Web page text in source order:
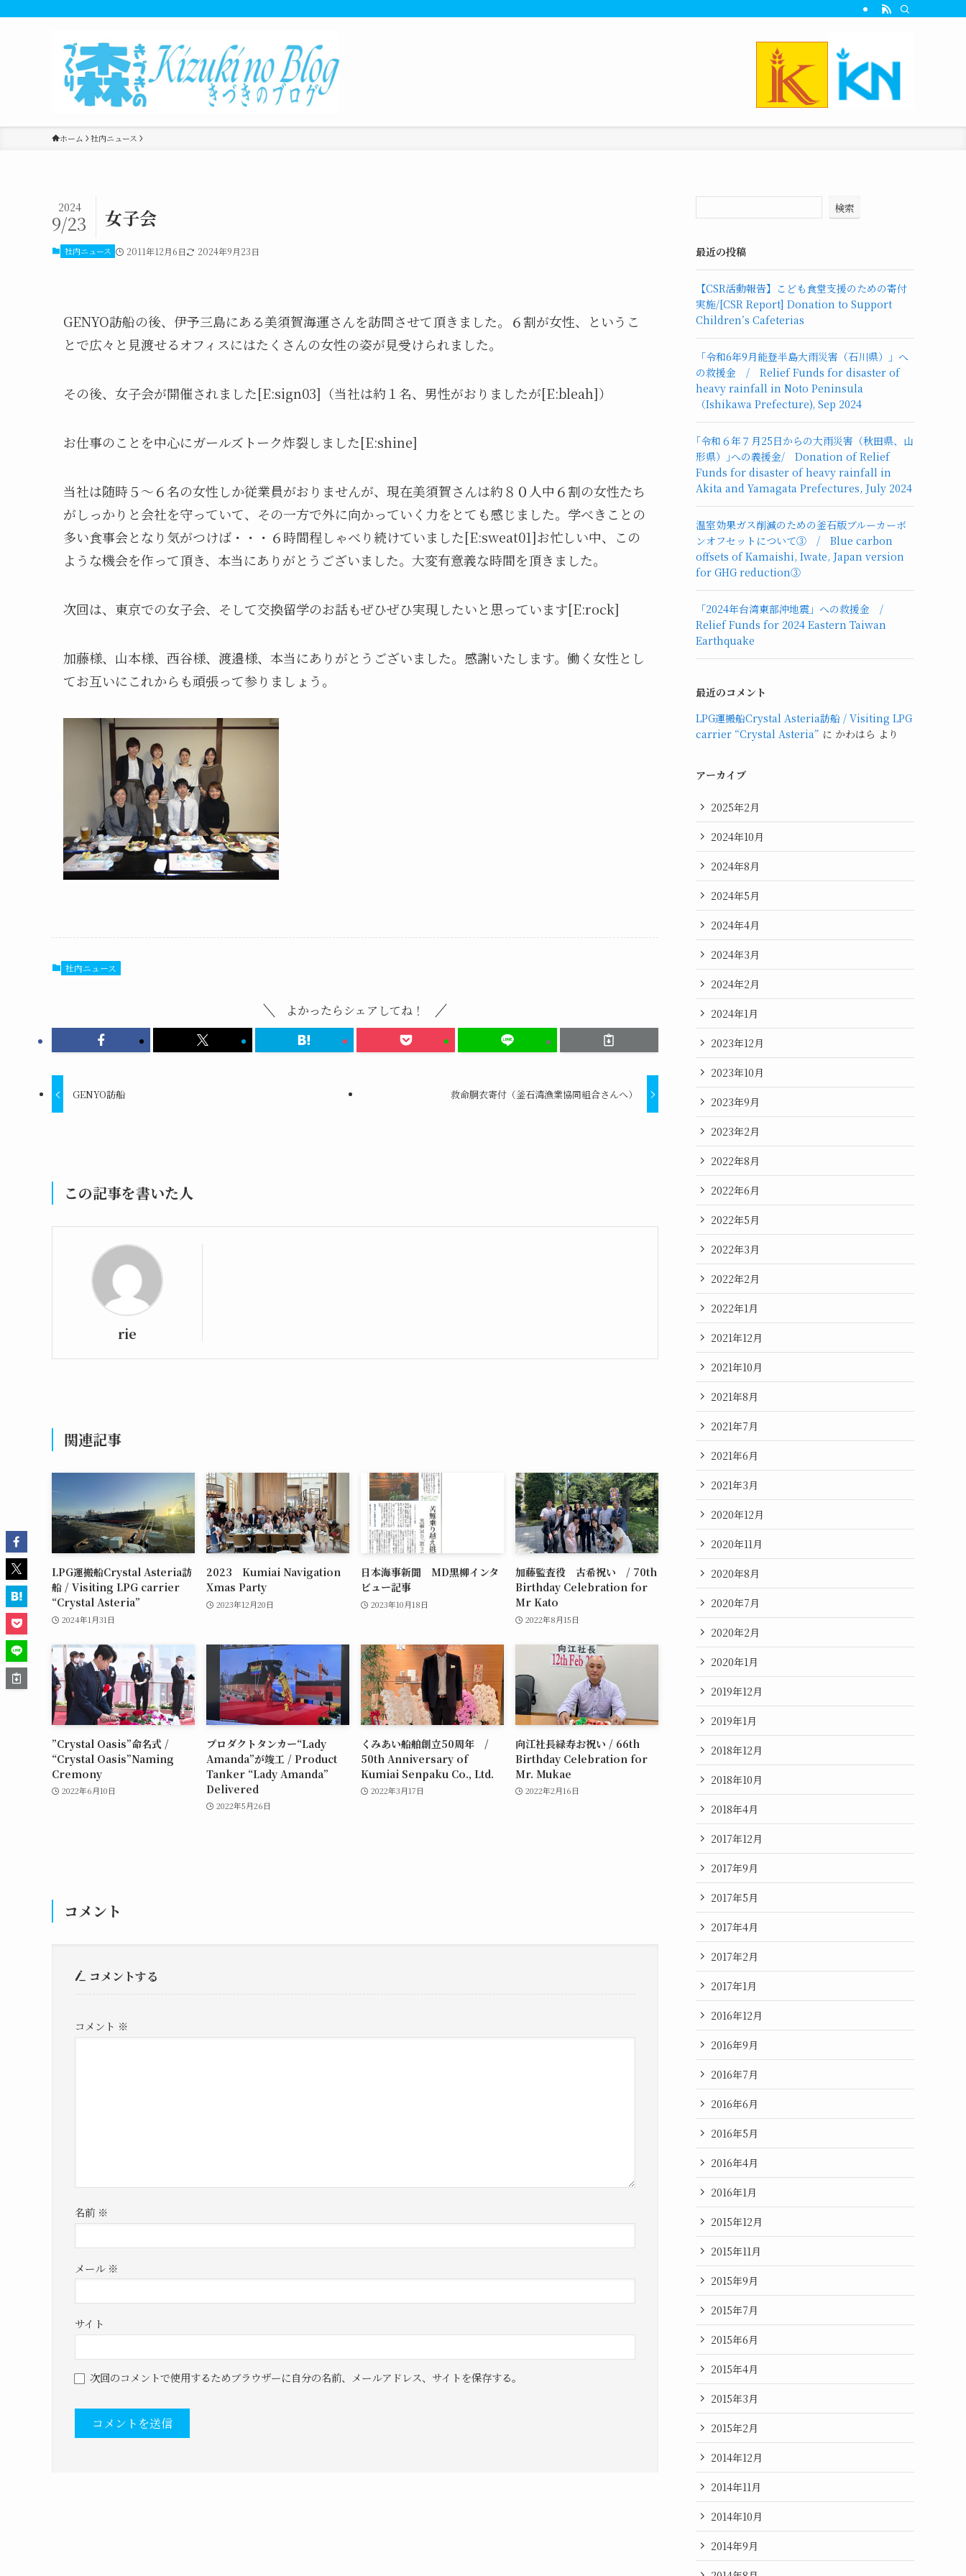
ホーム 社内ニュース
女子会
2024
9/23
社内ニュース 2011年12月6日 2024年9月23日
GENYO訪船の後、伊予三島にある美須賀海運さんを訪問させて頂きました。６割が女性、というこ
とで広々と見渡せるオフィスにはたくさんの女性の姿が見受けられました。
その後、女子会が開催されました[E:sign03]（当社は約１名、男性がおりましたが[E:bleah]）
お仕事のことを中心にガールズトーク炸裂しました[E:shine]
当社は随時５～６名の女性しか従業員がおりませんが、現在美須賀さんは約８０人中６割の女性たち
がしっかりと会社を守っていて、その一方で外に向かっていく力をとても感じました。学べきことの
多い食事会となり気がつけば・・・６時間程しゃべり続けていました[E:sweat01]お忙しい中、この
ような機会を作って頂き、本当にありがとうございました。大変有意義な時間を頂きました。
次回は、東京での女子会、そして交換留学のお話もぜひぜひ実現したいと思っています[E:rock]
加藤様、山本様、西谷様、渡邉様、本当にありがとうございました。感謝いたします。働く女性とし
てお互いにこれからも頑張って参りましょう。
社内ニュース
よかったらシェアしてね！
GENYO訪船 救命胴衣寄付（釜石湾漁業協同組合さんへ）
この記事を書いた人
rie
関連記事
LPG運搬船Crystal Asteria訪
船 / Visiting LPG carrier
“Crystal Asteria”
2024年1月31日
2023 Kumiai Navigation
Xmas Party
2023年12月20日
日本海事新聞 MD黒柳インタ
ビュー記事
2023年10月18日
加藤監査役 古希祝い / 70th
Birthday Celebration for
Mr Kato
2022年8月15日
”Crystal Oasis”命名式 /
“Crystal Oasis”Naming
Cremony
2022年6月10日
プロダクトタンカー“Lady
Amanda”が竣工 / Product
Tanker “Lady Amanda”
Delivered
2022年5月26日
くみあい船舶創立50周年 /
50th Anniversary of
Kumiai Senpaku Co., Ltd.
2022年3月17日
向江社長緑寿お祝い / 66th
Birthday Celebration for
Mr. Mukae
2022年2月16日
コメント
コメントする
コメント ※
名前 ※
メール ※
サイト
次回のコメントで使用するためブラウザーに自分の名前、メールアドレス、サイトを保存する。
検索
最近の投稿
【CSR活動報告】こども食堂支援のための寄付
実施/[CSR Report] Donation to Support
Children’s Cafeterias
「令和6年9月能登半島大雨災害（石川県）」へ
の救援金 / Relief Funds for disaster of
heavy rainfall in Noto Peninsula
（Ishikawa Prefecture), Sep 2024
｢令和６年７月25日からの大雨災害（秋田県、山
形県）｣への義援金/ Donation of Relief
Funds for disaster of heavy rainfall in
Akita and Yamagata Prefectures, July 2024
温室効果ガス削減のための釜石版ブルーカーボ
ンオフセットについて③ / Blue carbon
offsets of Kamaishi, Iwate, Japan version
for GHG reduction③
「2024年台湾東部沖地震」への救援金 /
Relief Funds for 2024 Eastern Taiwan
Earthquake
最近のコメント
LPG運搬船Crystal Asteria訪船 / Visiting LPG
carrier “Crystal Asteria” に かわはら より
アーカイブ
2025年2月
2024年10月
2024年8月
2024年5月
2024年4月
2024年3月
2024年2月
2024年1月
2023年12月
2023年10月
2023年9月
2023年2月
2022年8月
2022年6月
2022年5月
2022年3月
2022年2月
2022年1月
2021年12月
2021年10月
2021年8月
2021年7月
2021年6月
2021年3月
2020年12月
2020年11月
2020年8月
2020年7月
2020年2月
2020年1月
2019年12月
2019年1月
2018年12月
2018年10月
2018年4月
2017年12月
2017年9月
2017年5月
2017年4月
2017年2月
2017年1月
2016年12月
2016年9月
2016年7月
2016年6月
2016年5月
2016年4月
2016年1月
2015年12月
2015年11月
2015年9月
2015年7月
2015年6月
2015年4月
2015年3月
2015年2月
2014年12月
2014年11月
2014年10月
2014年9月